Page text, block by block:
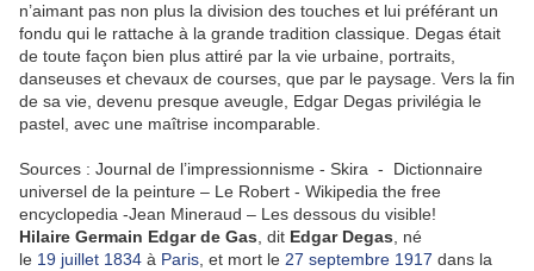
n’aimant pas non plus la division des touches et lui préférant un
fondu qui le rattache à la grande tradition classique. Degas était
de toute façon bien plus attiré par la vie urbaine, portraits,
danseuses et chevaux de courses, que par le paysage. Vers la fin
de sa vie, devenu presque aveugle, Edgar Degas privilégia le
pastel, avec une maîtrise incomparable.
Sources : Journal de l’impressionnisme - Skira - Dictionnaire
universel de la peinture – Le Robert - Wikipedia the free
encyclopedia -Jean Mineraud – Les dessous du visible!
Hilaire Germain Edgar de Gas , dit Edgar Degas , né
le 19 juillet 1834 à Paris , et mort le 27 septembre 1917 dans la